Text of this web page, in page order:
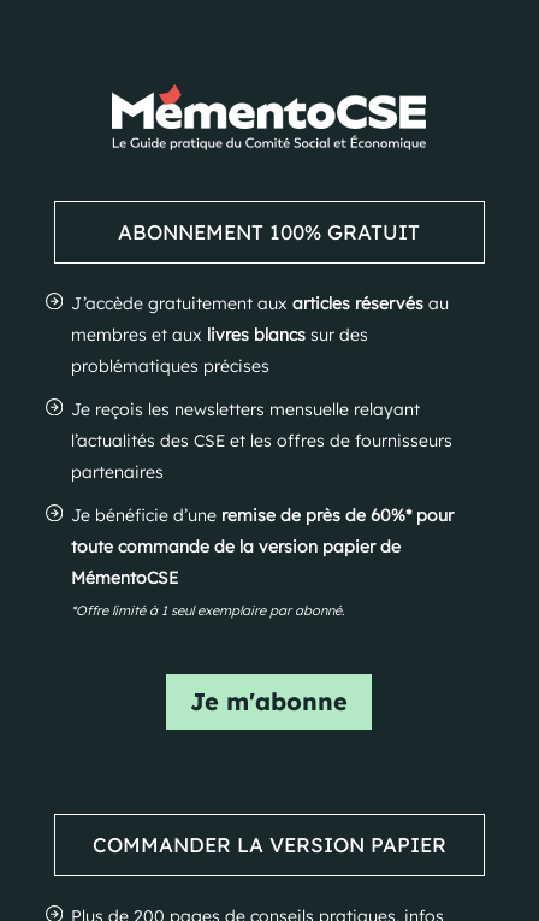
ABONNEMENT 100% GRATUIT
J’accède gratuitement aux articles réservésau
membres et aux livres blancssur des
problématiques précises
Je reçois les newsletters mensuelle relayant
l’actualités des CSE et les offres de fournisseurs
partenaires
Je bénéficie d’une remise de près de 60%* pour
toute commande de la version papier de
MémentoCSE
*Offre limité à 1 seul exemplaire par abonné.
Je m'abonne
COMMANDER LA VERSION PAPIER
Plus de 200 pages de conseils pratiques, infos